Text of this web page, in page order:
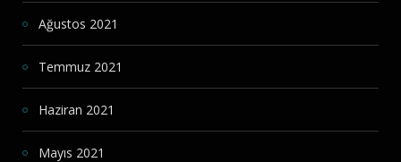
Ağustos 2021
Temmuz 2021
Haziran 2021
Mayıs 2021